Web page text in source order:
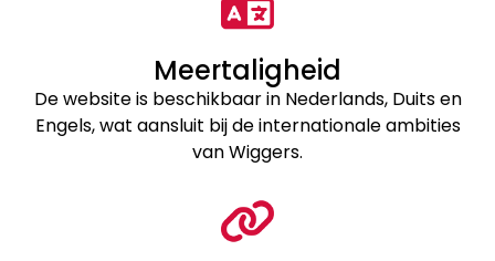
Meertaligheid
De website is beschikbaar in Nederlands, Duits en
Engels, wat aansluit bij de internationale ambities
van Wiggers.